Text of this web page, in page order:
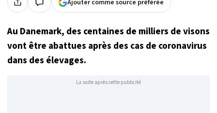
Au Danemark, des centaines de milliers de visons
vont être abattues après des cas de coronavirus
dans des élevages.
La suite après cette publicité